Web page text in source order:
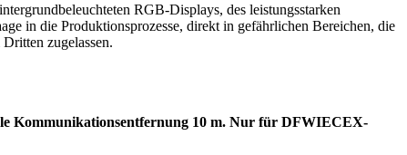
RGB-Displays, des leistungsstarken
in die Produktionsprozesse, direkt in gefährlichen Bereichen, die
zugelassen.
Kommunikationsentfernung 10 m. Nur für DFWIECEX-